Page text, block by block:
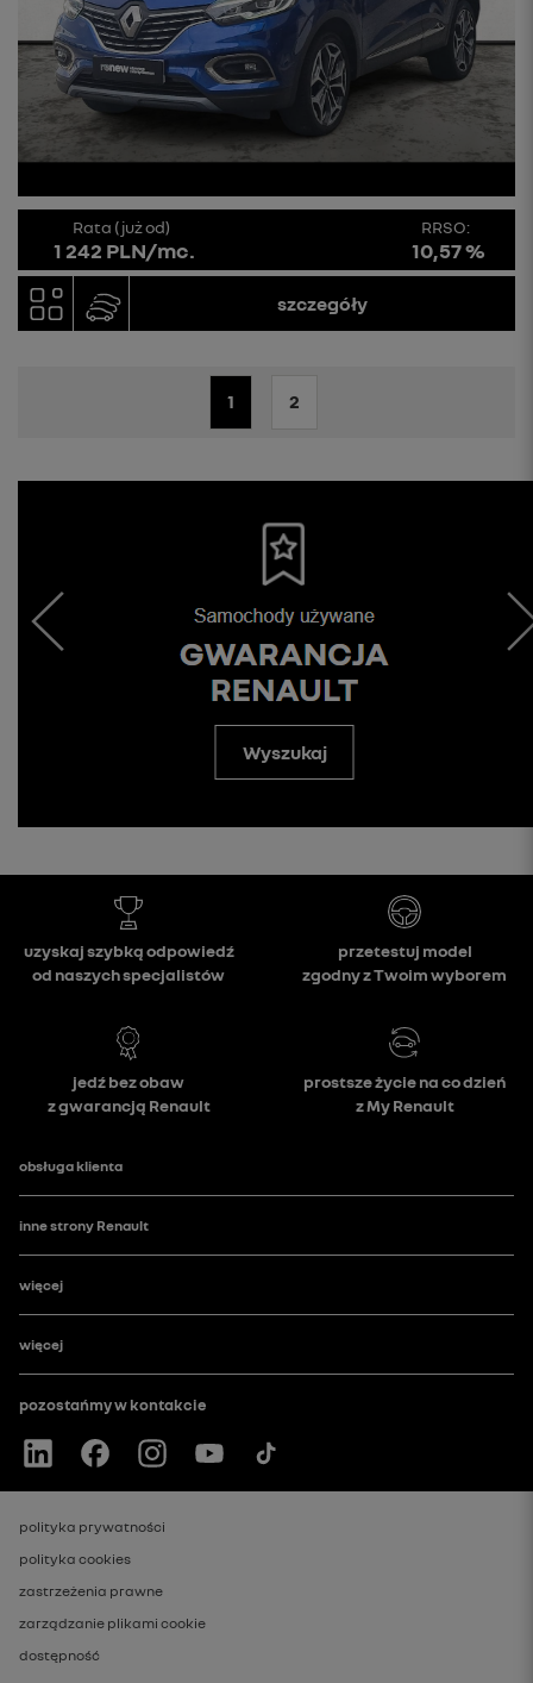
Rata (już od)
1 242 PLN/mc.
RRSO:
10,57 %
szczegóły
1 2
Wyszukaj